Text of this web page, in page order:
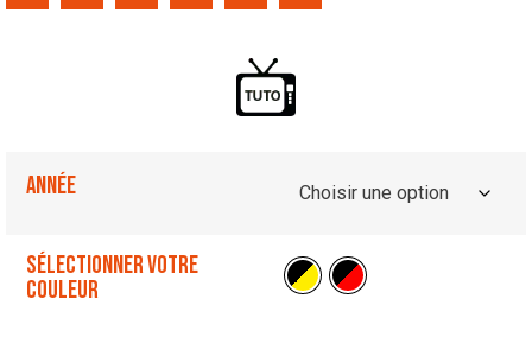
Année
Sélectionner votre
couleur